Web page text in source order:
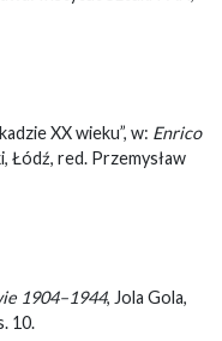
XX wieku”, w: Enrico
Łódź, red. Przemysław
1904–1944, Jola Gola,
10.